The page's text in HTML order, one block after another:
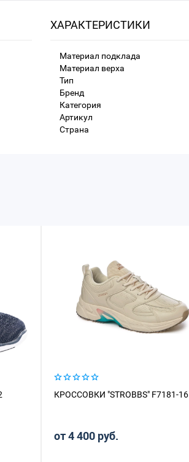
ХАРАКТЕРИСТИКИ
Материал подклада
Материал верха
Тип
Бренд
Категория
Артикул
Страна
КРОССОВКИ "STROBBS" F7181-16
от 4 400 руб.